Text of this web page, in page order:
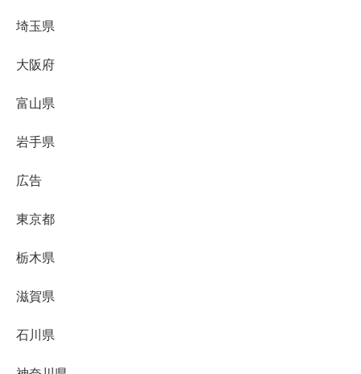
埼玉県
大阪府
富山県
岩手県
広告
東京都
栃木県
滋賀県
石川県